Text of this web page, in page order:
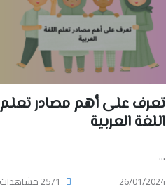
تعرف على أهم مصادر تعلم
اللغة العربية
...
26/01/2024 2571 مشاهدات